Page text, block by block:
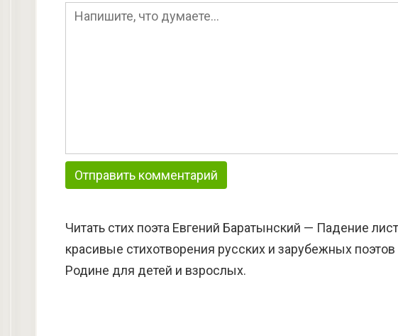
Читать стих поэта Евгений Баратынский — Падение
красивые стихотворения русских и зарубежных
Родине для детей и взрослых.